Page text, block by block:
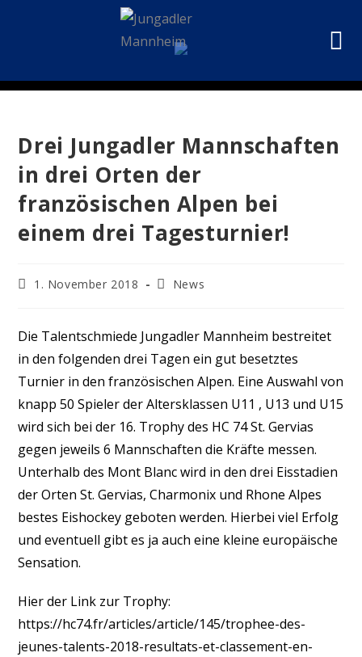
Drei Jungadler Mannschaften
in drei Orten der
französischen Alpen bei
einem drei Tagesturnier!
1. November 2018 News
Die Talentschmiede Jungadler Mannheim bestreitet
in den folgenden drei Tagen ein gut besetztes
Turnier in den französischen Alpen. Eine Auswahl von
knapp 50 Spieler der Altersklassen U11 , U13 und U15
wird sich bei der 16. Trophy des HC 74 St. Gervias
gegen jeweils 6 Mannschaften die Kräfte messen.
Unterhalb des Mont Blanc wird in den drei Eisstadien
der Orten St. Gervias, Charmonix und Rhone Alpes
bestes Eishockey geboten werden. Hierbei viel Erfolg
und eventuell gibt es ja auch eine kleine europäische
Sensation.
Hier der Link zur Trophy:
https://hc74.fr/articles/article/145/trophee-des-
jeunes-talents-2018-resultats-et-classement-en-